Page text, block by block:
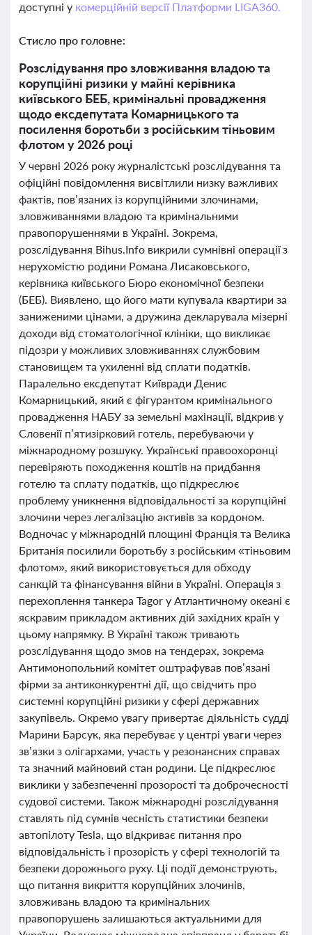
доступні у комерційній версії Платформи LIGA360.
Стисло про головне:
Розслідування про зловживання владою та
корупційні ризики у майні керівника
київського БЕБ, кримінальні провадження
щодо ексдепутата Комарницького та
посилення боротьби з російським тіньовим
флотом у 2026 році
У червні 2026 року журналістські розслідування та
офіційні повідомлення висвітлили низку важливих
фактів, пов’язаних із корупційними злочинами,
зловживаннями владою та кримінальними
правопорушеннями в Україні. Зокрема,
розслідування Bihus.Info викрили сумнівні операції з
нерухомістю родини Романа Лисаковського,
керівника київського Бюро економічної безпеки
(БЕБ). Виявлено, що його мати купувала квартири за
заниженими цінами, а дружина декларувала мізерні
доходи від стоматологічної клініки, що викликає
підозри у можливих зловживаннях службовим
становищем та ухиленні від сплати податків.
Паралельно ексдепутат Київради Денис
Комарницький, який є фігурантом кримінального
провадження НАБУ за земельні махінації, відкрив у
Словенії п’ятизірковий готель, перебуваючи у
міжнародному розшуку. Українські правоохоронці
перевіряють походження коштів на придбання
готелю та сплату податків, що підкреслює
проблему уникнення відповідальності за корупційні
злочини через легалізацію активів за кордоном.
Водночас у міжнародній площині Франція та Велика
Британія посилили боротьбу з російським «тіньовим
флотом», який використовується для обходу
санкцій та фінансування війни в Україні. Операція з
перехоплення танкера Tagor у Атлантичному океані є
яскравим прикладом активних дій західних країн у
цьому напрямку. В Україні також тривають
розслідування щодо змов на тендерах, зокрема
Антимонопольний комітет оштрафував пов’язані
фірми за антиконкурентні дії, що свідчить про
системні корупційні ризики у сфері державних
закупівель. Окремо увагу привертає діяльність судді
Марини Барсук, яка перебуває у центрі уваги через
зв’язки з олігархами, участь у резонансних справах
та значний майновий стан родини. Це підкреслює
виклики у забезпеченні прозорості та доброчесності
судової системи. Також міжнародні розслідування
ставлять під сумнів чесність статистики безпеки
автопілоту Tesla, що відкриває питання про
відповідальність і прозорість у сфері технологій та
безпеки дорожнього руху. Ці події демонструють,
що питання викриття корупційних злочинів,
зловживань владою та кримінальних
правопорушень залишаються актуальними для